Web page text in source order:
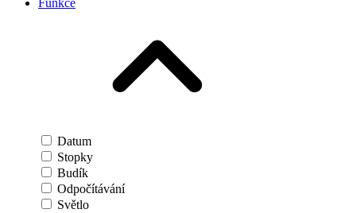
Funkce
Datum
Stopky
Budík
Odpočítávání
Světlo